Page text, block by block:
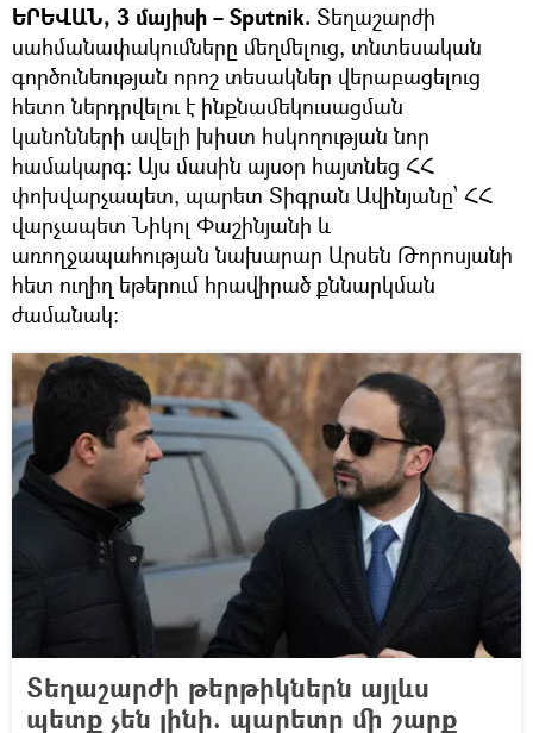
ԵՐԵՎԱՆ, 3 մայիսի – Sputnik. Տեղաշարժի
սահմանափակումները մեղմելուց, տնտեսական
գործունեության որոշ տեսակներ վերաբացելուց
հետո ներդրվելու է ինքնամեկուսացման
կանոնների ավելի խիստ հսկողության նոր
համակարգ: Այս մասին այսօր հայտնեց ՀՀ
փոխվարչապետ, պարետ Տիգրան Ավինյանը՝ ՀՀ
վարչապետ Նիկոլ Փաշինյանի և
առողջապահության նախարար Արսեն Թորոսյանի
հետ ուղիղ եթերում հրավիրած քննարկման
ժամանակ:
Տեղաշարժի թերթիկներն այլևս
պետք չեն լինի. պարետը մի շարք